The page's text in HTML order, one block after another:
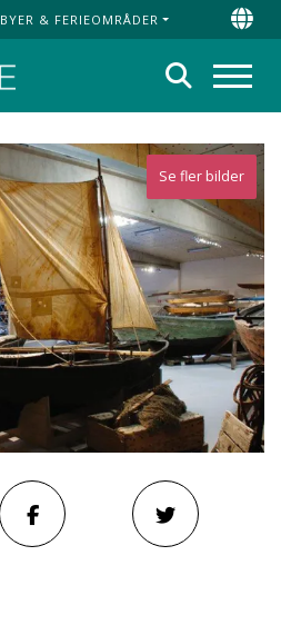
BYER & FERIEOMRÅDER
Søg
Se fler bilder